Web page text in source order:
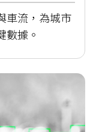
車流，為城市
數據。